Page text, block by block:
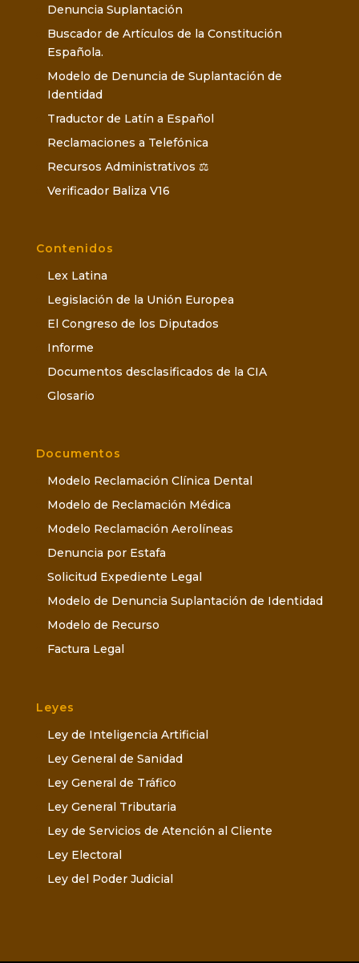
Denuncia Suplantación
Buscador de Artículos de la Constitución
Española.
Modelo de Denuncia de Suplantación de
Identidad
Traductor de Latín a Español
Reclamaciones a Telefónica
Recursos Administrativos ⚖️
Verificador Baliza V16
Contenidos
Lex Latina
Legislación de la Unión Europea
El Congreso de los Diputados
Informe
Documentos desclasificados de la CIA
Glosario
Documentos
Modelo Reclamación Clínica Dental
Modelo de Reclamación Médica
Modelo Reclamación Aerolíneas
Denuncia por Estafa
Solicitud Expediente Legal
Modelo de Denuncia Suplantación de Identidad
Modelo de Recurso
Factura Legal
Leyes
Ley de Inteligencia Artificial
Ley General de Sanidad
Ley General de Tráfico
Ley General Tributaria
Ley de Servicios de Atención al Cliente
Ley Electoral
Ley del Poder Judicial